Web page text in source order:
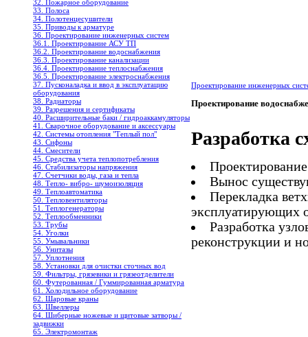
32. Пожарное оборудование
33. Полоса
34. Полотенцесушители
35. Приводы к арматуре
36. Проектирование инженерных систем
36.1. Проектирование АСУ ТП
36.2. Проектирование водоснабжения
36.3. Проектирование канализации
36.4. Проектирование теплоснабжения
36.5. Проектирование электроснабжения
37. Пусконаладка и ввод в эксплуатацию
оборудования
38. Радиаторы
39. Разрешения и сертификаты
40. Расширительные баки / гидроаккамуляторы
41. Сварочное оборудование и аксессуары
42. Системы отопления "Теплый пол"
43. Сифоны
44. Смесители
45. Средства учета теплопотребления
46. Стабилизаторы напряжения
47. Счетчики воды, газа и тепла
48. Тепло- вибро- шумоизоляция
49. Теплоавтоматика
50. Тепловентиляторы
51. Теплогенераторы
52. Теплообменники
53. Трубы
54. Уголки
55. Умывальники
56. Унитазы
57. Уплотнения
58. Установки для очистки сточных вод
59. Фильтры, грязевики и грязеотделители
60. Футерованная / Гуммированная арматура
61. Холодильное oборудование
62. Шаровые краны
63. Швеллеры
64. Шиберные ножевые и щитовые затворы /
задвижки
65. Электромонтаж
Проектирование инженерных
Проектирование
Разработка
Вынос
Перекладка
эксплуатирующих
Разработка
реконструкции и